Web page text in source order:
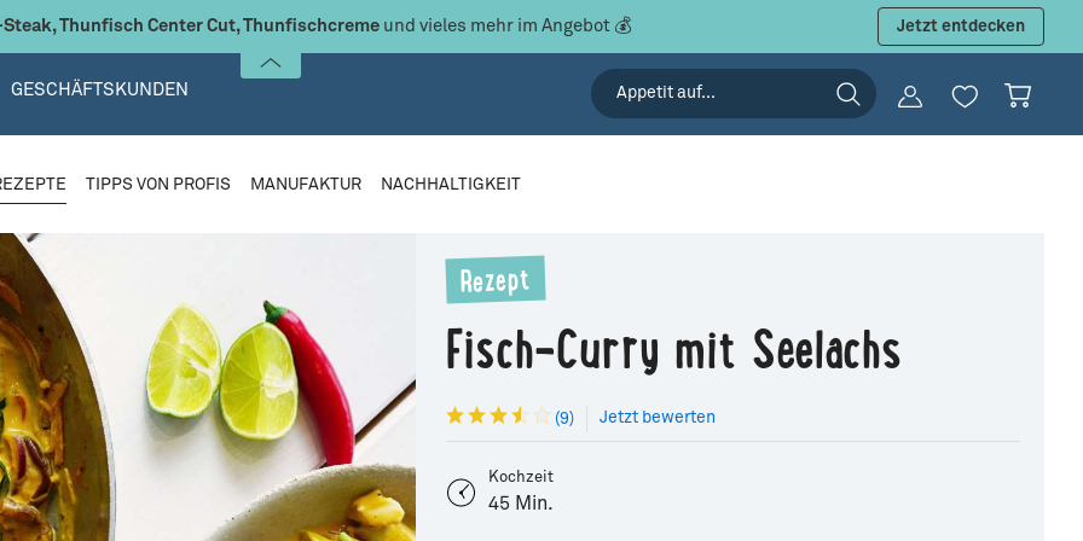
Thunfisch Center Cut, Thunfischcreme und vieles mehr im Angebot 💰 Jetzt entdecken
GESCHÄFTSKUNDEN
TIPPS VON PROFIS MANUFAKTUR NACHHALTIGKEIT
Rezept
Fisch-Curry mit Seelachs
(9) Jetzt bewerten
Kochzeit
45 Min.